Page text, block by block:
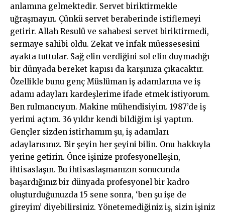
anlamına gelmektedir. Servet biriktirmekle
uğraşmayın. Çünkü servet beraberinde istiflemeyi
getirir. Allah Resulü ve sahabesi servet biriktirmedi,
sermaye sahibi oldu. Zekat ve infak müessesesini
ayakta tuttular. Sağ elin verdiğini sol elin duymadığı
bir dünyada bereket kapısı da karşınıza çıkacaktır.
Özellikle bunu genç Müslüman iş adamlarına ve iş
adamı adayları kardeşlerime ifade etmek istiyorum.
Ben rulmancıyım. Makine mühendisiyim. 1987’de iş
yerimi açtım. 36 yıldır kendi bildiğim işi yaptım.
Gençler sizden istirhamım şu, iş adamları
adaylarısınız. Bir şeyin her şeyini bilin. Onu hakkıyla
yerine getirin. Önce işinize profesyonelleşin,
ihtisaslaşın. Bu ihtisaslaşmanızın sonucunda
başardığınız bir dünyada profesyonel bir kadro
oluşturduğunuzda 15 sene sonra, ‘ben şu işe de
gireyim’ diyebilirsiniz. Yönetemediğiniz iş, sizin işiniz